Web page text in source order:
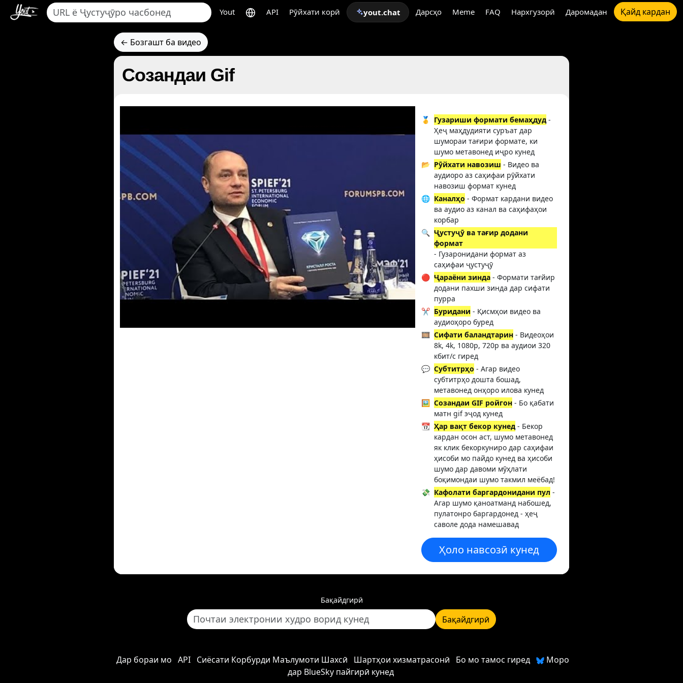
Yout API Рӯйхати корӣ yout.chat Дарсҳо Meme FAQ Нархгузорӣ Даромадан Қайд кардан
← Бозгашт ба видео
Созандаи Gif
🥇 Гузариши формати бемаҳдуд -
Ҳеҷ маҳдудияти суръат дар
шумораи тағири формате, ки
шумо метавонед иҷро кунед
📂 Рӯйхати навозиш - Видео ва
аудиоро аз саҳифаи рӯйхати
навозиш формат кунед
🌐 Каналҳо - Формат кардани видео
ва аудио аз канал ва саҳифаҳои
корбар
🔍 Ҷустуҷӯ ва тағир додани
формат
- Гузаронидани формат аз
саҳифаи ҷустуҷӯ
🔴 Ҷараёни зинда - Формати тағйир
додани пахши зинда дар сифати
пурра
✂️ Буридани - Қисмҳои видео ва
аудиоҳоро буред
🎞️ Сифати баландтарин - Видеоҳои
8k, 4k, 1080p, 720p ва аудиои 320
кбит/с гиред
💬 Субтитрҳо - Агар видео
субтитрҳо дошта бошад,
метавонед онҳоро илова кунед
🖼️ Созандаи GIF ройгон - Бо қабати
матн gif эҷод кунед
📆 Ҳар вақт бекор кунед - Бекор
кардан осон аст, шумо метавонед
як клик бекоркуниро дар саҳифаи
ҳисоби мо пайдо кунед ва ҳисоби
шумо дар давоми мӯҳлати
боқимондаи шумо такмил меёбад!
💸 Кафолати баргардонидани пул -
Агар шумо қаноатманд набошед,
пулатонро баргардонед - ҳеҷ
саволе дода намешавад
Ҳоло навсозӣ кунед
Бақайдгирӣ
Бақайдгирӣ
Дар бораи мо API Сиёсати Корбурди Маълумоти Шахсӣ Шартҳои хизматрасонӣ Бо мо тамос гиред
Моро
дар BlueSky пайгирӣ кунед